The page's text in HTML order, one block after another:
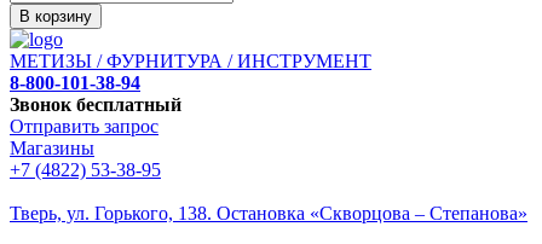
В корзину
МЕТИЗЫ / ФУРНИТУРА / ИНСТРУМЕНТ
8-800-101-38-94
Звонок бесплатный
Отправить запрос
Магазины
+7 (4822) 53-38-95
Тверь, ул. Горького, 138. Остановка «Скворцова – Степанова»